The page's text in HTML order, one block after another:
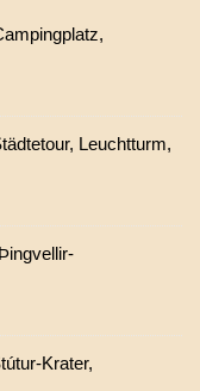
Leuchtturm,
Krater,